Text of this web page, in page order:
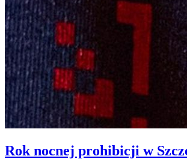
Rok nocnej prohibicji w